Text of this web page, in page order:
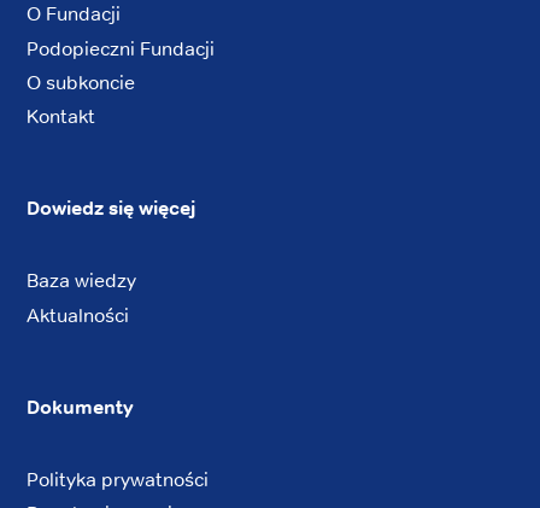
O Fundacji
Podopieczni Fundacji
O subkoncie
Kontakt
Dowiedz się więcej
Baza wiedzy
Aktualności
Dokumenty
Polityka prywatności